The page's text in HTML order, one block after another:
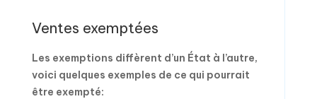
Ventes exemptées
Les exemptions diffèrent d’un État à l’autre,
voici quelques exemples de ce qui pourrait
être exempté: